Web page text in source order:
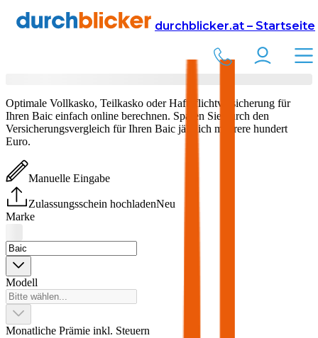
durchblicker.at – Startseite
Versicherung Autoversicherung
Versicherung vergleichen & abschließen
Optimale Vollkasko, Teilkasko oder Haftpflichtversicherung für
Ihren Baic einfach online berechnen. Sparen Sie durch den
Versicherungsvergleich für Ihren Baic jährlich mehrere hundert
Euro.
Manuelle Eingabe
Zulassungsschein hochladenNeu
Marke
Modell
Monatliche Prämie inkl. Steuern